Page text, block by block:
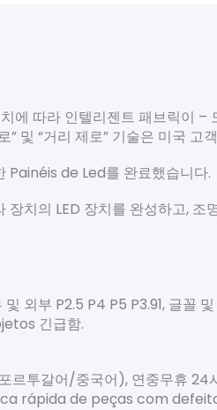
에 따라 인텔리젠트 패브릭이
및 “거리 제로” 기술은 미국
de Led를 완료했습니다.
치의 LED 장치를 완성하고,
부 P2.5 P4 P5 P3.91, 글꼴
긴급함.
투갈어/중국어), 연중무휴 24
rápida de peças com